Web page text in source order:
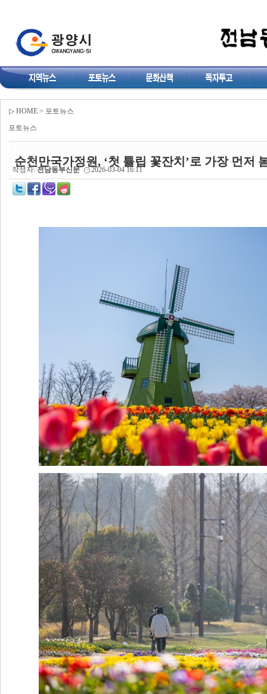
▷ HOME > 포토뉴스
포토뉴스
순천만국가정원, ‘첫 튤립 꽃잔치’로 가장 먼저
작성자: 전남동부신문 2026-03-04 16:11